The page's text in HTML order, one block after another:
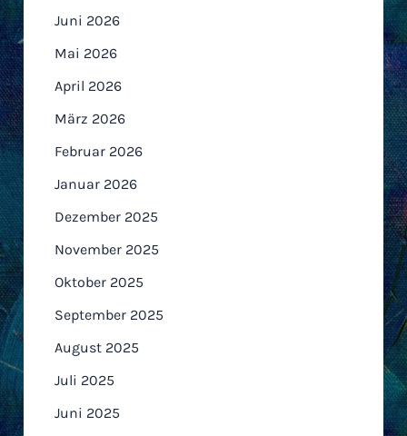
Juni 2026
Mai 2026
April 2026
März 2026
Februar 2026
Januar 2026
Dezember 2025
November 2025
Oktober 2025
September 2025
August 2025
Juli 2025
Juni 2025